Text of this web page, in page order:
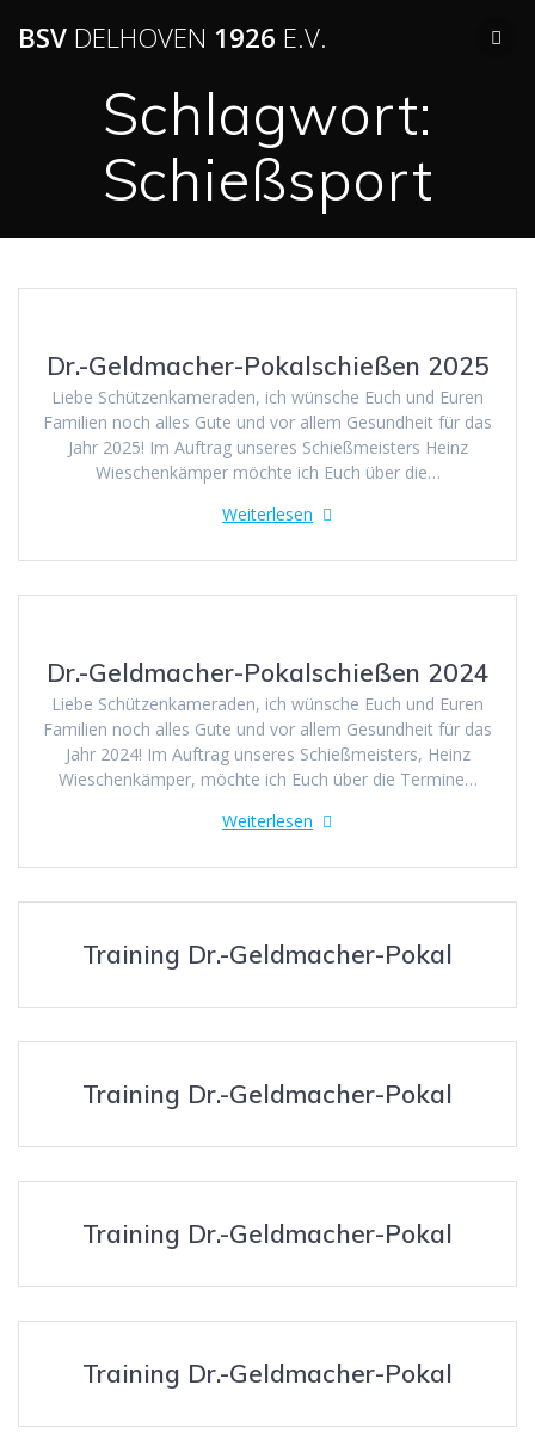
BSV DELHOVEN 1926 E.V.
Schlagwort:
Schießsport
Dr.-Geldmacher-Pokalschießen 2025
Liebe Schützenkameraden, ich wünsche Euch und Euren
Familien noch alles Gute und vor allem Gesundheit für das
Jahr 2025! Im Auftrag unseres Schießmeisters Heinz
Wieschenkämper möchte ich Euch über die…
Weiterlesen
Dr.-Geldmacher-Pokalschießen 2024
Liebe Schützenkameraden, ich wünsche Euch und Euren
Familien noch alles Gute und vor allem Gesundheit für das
Jahr 2024! Im Auftrag unseres Schießmeisters, Heinz
Wieschenkämper, möchte ich Euch über die Termine…
Weiterlesen
Training Dr.-Geldmacher-Pokal
Training Dr.-Geldmacher-Pokal
Training Dr.-Geldmacher-Pokal
Training Dr.-Geldmacher-Pokal